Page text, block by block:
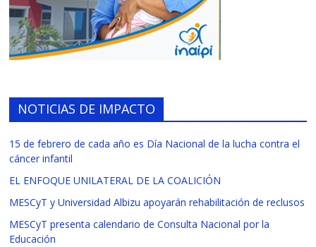
NOTICIAS DE IMPACTO
15 de febrero de cada año es Día Nacional de la lucha contra el
cáncer infantil
EL ENFOQUE UNILATERAL DE LA COALICIÓN
MESCyT y Universidad Albizu apoyarán rehabilitación de reclusos
MESCyT presenta calendario de Consulta Nacional por la
Educación